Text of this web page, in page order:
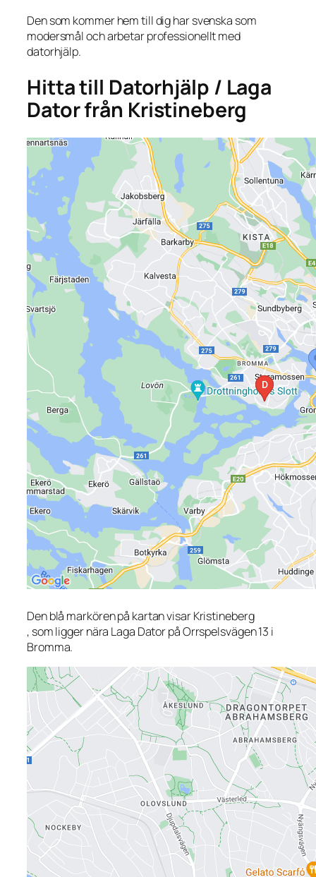
Den som kommer hem till dig har svenska som
modersmål och arbetar professionellt med
datorhjälp.
Hitta till Datorhjälp / Laga
Dator från Kristineberg
Den blå markören på kartan visar Kristineberg
, som ligger nära Laga Dator på Orrspelsvägen 13 i
Bromma.